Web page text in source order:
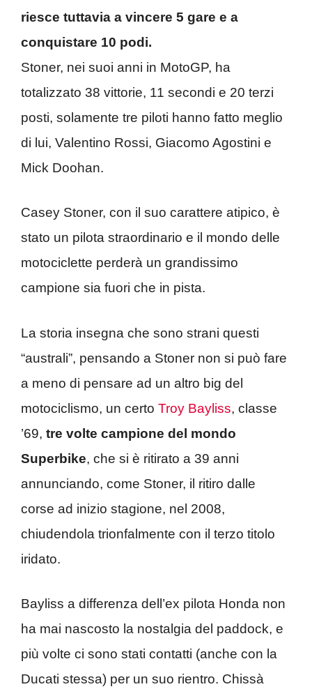
riesce tuttavia a vincere 5 gare e a
conquistare 10 podi.
Stoner, nei suoi anni in MotoGP, ha
totalizzato 38 vittorie, 11 secondi e 20 terzi
posti, solamente tre piloti hanno fatto meglio
di lui, Valentino Rossi, Giacomo Agostini e
Mick Doohan.
Casey Stoner, con il suo carattere atipico, è
stato un pilota straordinario e il mondo delle
motociclette perderà un grandissimo
campione sia fuori che in pista.
La storia insegna che sono strani questi
“australi”, pensando a Stoner non si può fare
a meno di pensare ad un altro big del
motociclismo, un certo Troy Bayliss, classe
’69, tre volte campione del mondo
Superbike, che si è ritirato a 39 anni
annunciando, come Stoner, il ritiro dalle
corse ad inizio stagione, nel 2008,
chiudendola trionfalmente con il terzo titolo
iridato.
Bayliss a differenza dell’ex pilota Honda non
ha mai nascosto la nostalgia del paddock, e
più volte ci sono stati contatti (anche con la
Ducati stessa) per un suo rientro. Chissà